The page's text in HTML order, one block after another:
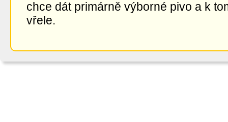
chce dát primárně výborné pivo a k
vřele.